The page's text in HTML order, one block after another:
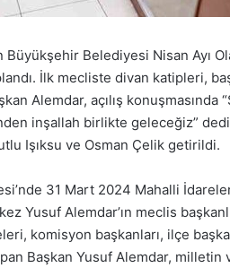
Belediyesi Nisan Ayı
İlk mecliste divan katipleri,
Alemdar, açılış konuşmasında
inşallah birlikte geleceğiz” dedi.
Işıksu ve Osman Çelik getirildi.
31 Mart 2024 Mahalli
Yusuf Alemdar’ın meclis
komisyon başkanları, ilçe
Başkan Yusuf Alemdar,